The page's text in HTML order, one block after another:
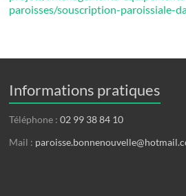
paroisses/souscription-paroissiale-
Informations pratiques
Téléphone :02 99 38 84 10
Mail :